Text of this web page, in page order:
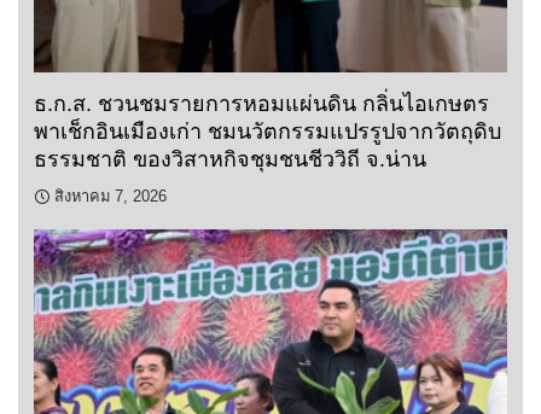
ธ.ก.ส. ชวนชมรายการหอมแผ่นดิน กลิ่นไอเกษตร
พาเช็กอินเมืองเก่า ชมนวัตกรรมแปรรูปจากวัตถุดิบ
ธรรมชาติ ของวิสาหกิจชุมชนชีววิถี จ.น่าน
สิงหาคม 7, 2026